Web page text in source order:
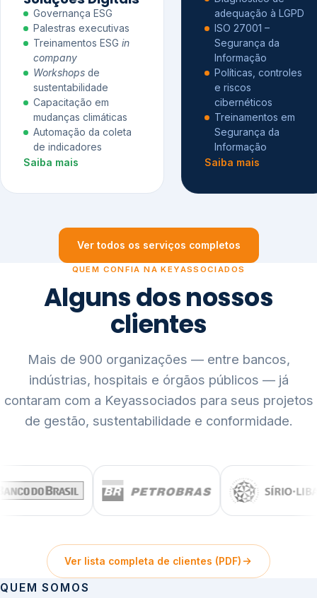
Governança ESG
Palestras executivas
Treinamentos ESG in
company
Workshops de
sustentabilidade
Capacitação em
mudanças climáticas
Automação da coleta
de indicadores
Saiba mais
adequação à LGPD
ISO 27001 –
Segurança da
Informação
Políticas, controles
e riscos
cibernéticos
Treinamentos em
Segurança da
Informação
Saiba mais
Ver todos os serviços completos
QUEM CONFIA NA KEYASSOCIADOS
Alguns dos nossos
clientes
Mais de 900 organizações — entre bancos,
indústrias, hospitais e órgãos públicos — já
contaram com a Keyassociados para seus projetos
de gestão, sustentabilidade e conformidade.
Ver lista completa de clientes (PDF)
QUEM SOMOS